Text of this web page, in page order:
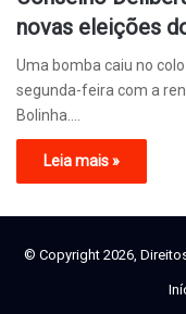
novas eleições
Uma bomba caiu no
segunda-feira com a
Bolinha.…
Leia mais »
© Copyright 2026,